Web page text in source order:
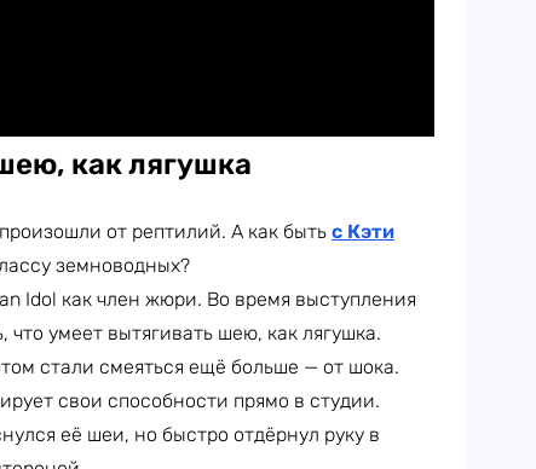
как лягушка
от рептилий. А как быть с Кэти
земноводных?
Idol как член жюри. Во время выступления
умеет вытягивать шею, как лягушка.
стали смеяться ещё больше — от шока.
свои способности прямо в студии.
её шеи, но быстро отдёрнул руку в